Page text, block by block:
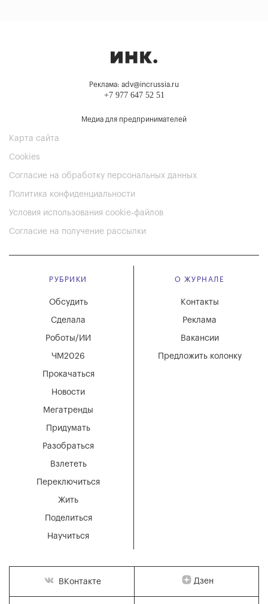
Реклама: adv@incrussia.ru
+7 977 647 52 51
Медиа для предпринимателей
Карта сайта
Cookies
Согласие на обработку персональных данных
Политика конфиденциальности
Условия использования cookie-файлов
Согласие на получение рассылки
РУБРИКИ
Мегатренды
Придумать
Разобраться
Взлететь
Новости
Переключиться
Жить
Поделиться
Научиться
Обсудить
Сделала
Роботы/ИИ
ЧМ2026
Прокачаться
О ЖУРНАЛЕ
Вакансии
Реклама
Контакты
Предложить колонку
ВКонтакте Дзен